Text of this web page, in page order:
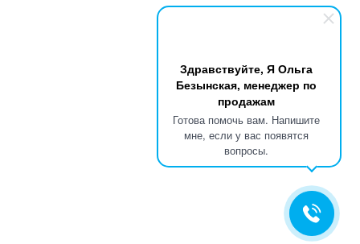
Здравствуйте, Я Ольга
Безынская, менеджер по
продажам
Готова помочь вам. Напишите
мне, если у вас появятся
вопросы.